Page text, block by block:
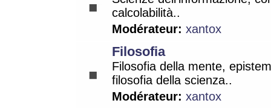
calcolabilità..
Modérateur: xantox
Filosofia
Filosofia della mente,
filosofia della scienza..
Modérateur: xantox